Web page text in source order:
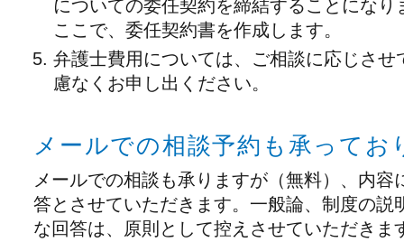
についての委任契約を締結することになり
ここで、委任契約書を作成します。
弁護士費用については、ご相談に応じさせ
慮なくお申し出ください。
メールでの相談予約も承ってお
メールでの相談も承りますが（無料）、内容
答とさせていただきます。一般論、制度の説
な回答は、原則として控えさせていただきま